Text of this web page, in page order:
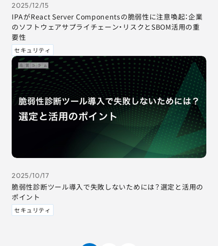
2025/12/15
IPAがReact Server Componentsの脆弱性に注意喚起：企業
のソフトウェアサプライチェーン・リスクとSBOM活用の重
要性
セキュリティ
2025/10/17
脆弱性診断ツール導入で失敗しないためには？選定と活用の
ポイント
セキュリティ